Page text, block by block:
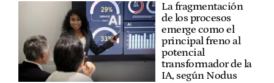
La fragmentación
de los procesos
emerge como el
principal freno al
potencial
transformador de la
IA, según Nodus